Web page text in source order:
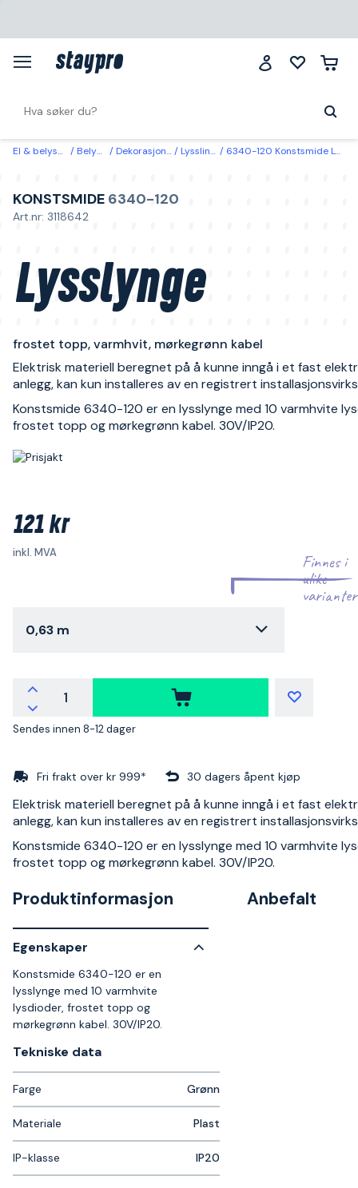
El & belysning Belysning Dekorasjonsbelysning Lysslinger & lysnett 6340-120 Konstsmide Lysslynge frostet topp, varmhvit, mørkegrønn kabel 0,63 m
KONSTSMIDE 6340-120
Art.nr: 3118642
Lysslynge
frostet topp, varmhvit, mørkegrønn kabel
Elektrisk materiell beregnet på å kunne inngå i et fast
anlegg, kan kun installeres av en registrert
Konstsmide 6340-120 er en lysslynge med 10 varmhvite
frostet topp og mørkegrønn kabel. 30V/IP20.
121 kr
inkl. MVA
Finnes i
ulike
varianter
0,63 m
Sendes innen 8-12 dager
Fri frakt over kr 999* 30 dagers åpent kjøp
Elektrisk materiell beregnet på å kunne inngå i et fast
anlegg, kan kun installeres av en registrert
Konstsmide 6340-120 er en lysslynge med 10 varmhvite
frostet topp og mørkegrønn kabel. 30V/IP20.
Produktinformasjon
Egenskaper
Konstsmide 6340-120 er en
lysslynge med 10 varmhvite
lysdioder, frostet topp og
mørkegrønn kabel. 30V/IP20.
Tekniske data​
Farge Grønn
Materiale Plast
IP-klasse IP20
Anbefalt